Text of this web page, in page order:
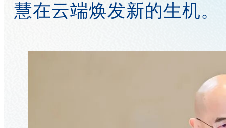
慧在云端焕发新的生机。